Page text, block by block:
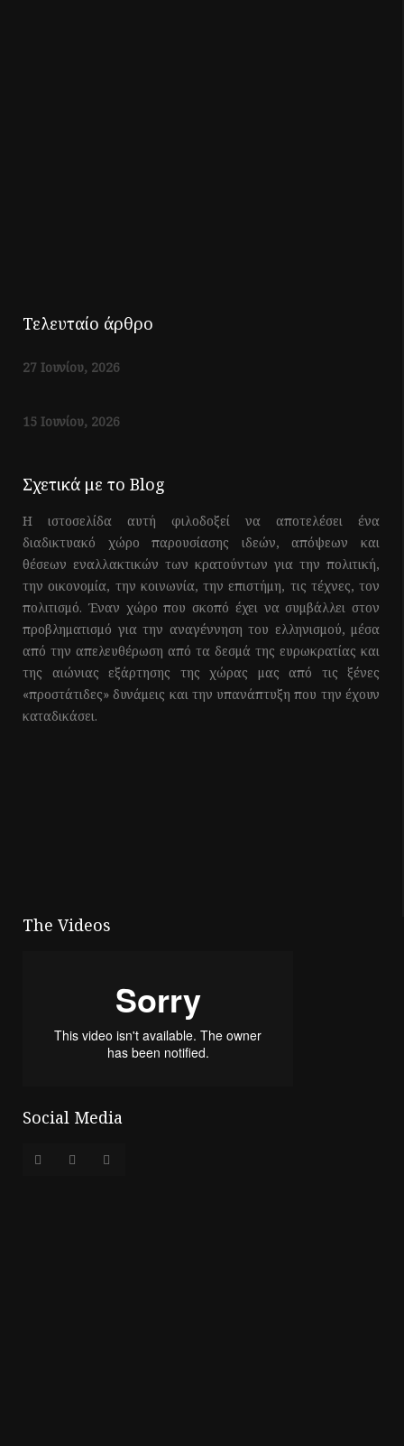
Τελευταίο άρθρο
27 Ιουνίου, 2026
15 Ιουνίου, 2026
Σχετικά με το Blog
Η ιστοσελίδα αυτή φιλοδοξεί να αποτελέσει ένα
διαδικτυακό χώρο παρουσίασης ιδεών, απόψεων και
θέσεων εναλλακτικών των κρατούντων για την πολιτική,
την οικονομία, την κοινωνία, την επιστήμη, τις τέχνες, τον
πολιτισμό. Έναν χώρο που σκοπό έχει να συμβάλλει στον
προβληματισμό για την αναγέννηση του ελληνισμού, μέσα
από την απελευθέρωση από τα δεσμά της ευρωκρατίας και
της αιώνιας εξάρτησης της χώρας μας από τις ξένες
«προστάτιδες» δυνάμεις και την υπανάπτυξη που την έχουν
καταδικάσει.
The Videos
Social Media